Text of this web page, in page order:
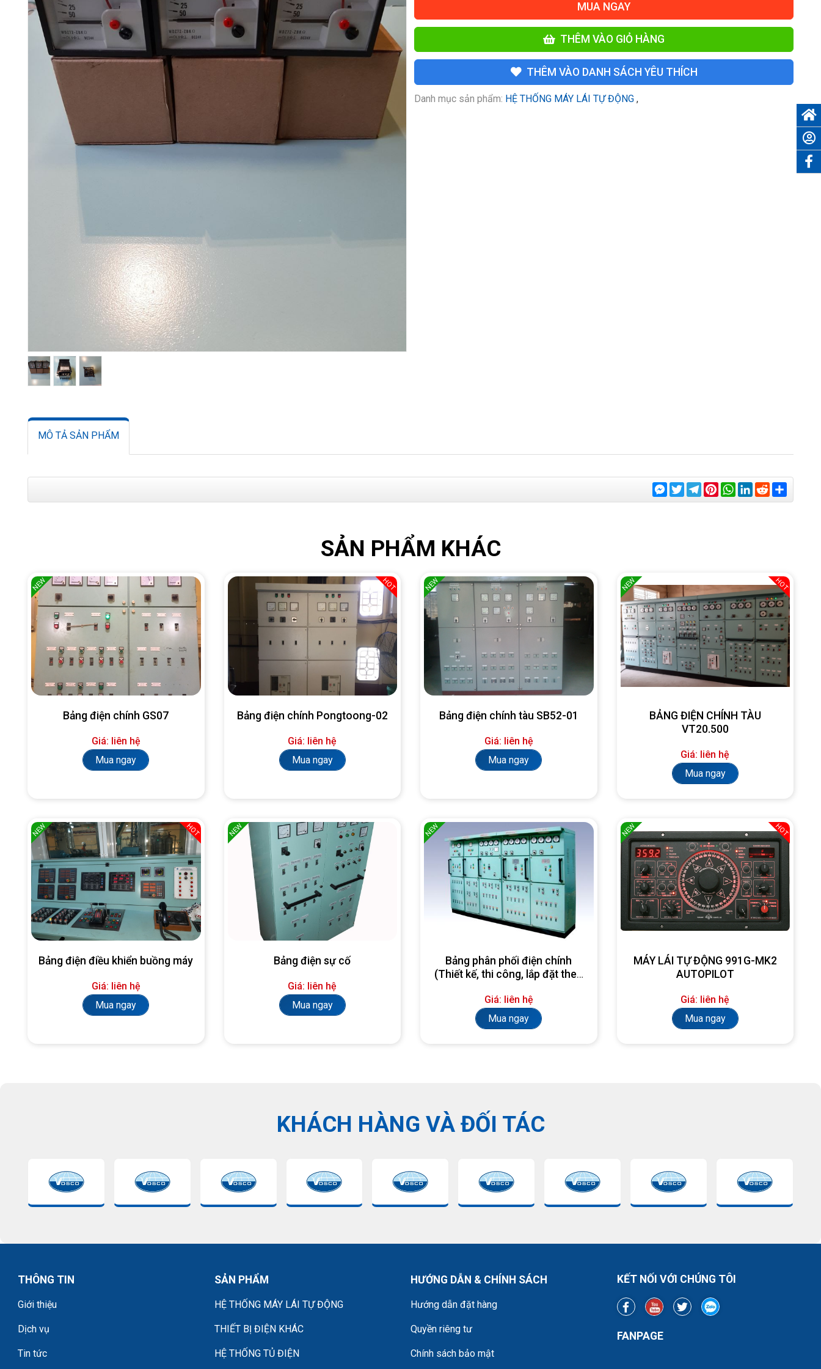
MUA NGAY
THÊM VÀO GIỎ HÀNG
THÊM VÀO DANH SÁCH YÊU THÍCH
Danh mục sản phẩm: HỆ THỐNG MÁY LÁI TỰ ĐỘNG ,
MÔ TẢ SẢN PHẨM
Messenger
TwitterTelegram
Pinterest
WhatsApp
LinkedIn
Reddit
SẢN PHẨM KHÁC
NEW
Bảng điện chính GS07
Giá: liên hệ
Mua ngay
HOT
Bảng điện chính Pongtoong-02
Giá: liên hệ
Mua ngay
NEW
Bảng điện chính tàu SB52-01
Giá: liên hệ
Mua ngay
NEW HOT
BẢNG ĐIỆN CHÍNH TÀU
VT20.500
Giá: liên hệ
Mua ngay
NEW HOT
Bảng điện điều khiển buồng máy
Giá: liên hệ
Mua ngay
NEW
Bảng điện sự cố
Giá: liên hệ
Mua ngay
NEW
Bảng phân phối điện chính
(Thiết kế, thi công, lắp đặt theo
Giá: liên hệ
Mua ngay
NEW HOT
MÁY LÁI TỰ ĐỘNG 991G-MK2
AUTOPILOT
Giá: liên hệ
Mua ngay
KHÁCH HÀNG VÀ ĐỐI TÁC
THÔNG TIN
Giới thiệu
Dịch vụ
Tin tức
SẢN PHẨM
HỆ THỐNG MÁY LÁI TỰ ĐỘNG
THIẾT BỊ ĐIỆN KHÁC
HỆ THỐNG TỦ ĐIỆN
HƯỚNG DẪN & CHÍNH SÁCH
Hướng dẫn đặt hàng
Quyền riêng tư
Chính sách bảo mật
KẾT NỐI VỚI CHÚNG TÔI
FANPAGE